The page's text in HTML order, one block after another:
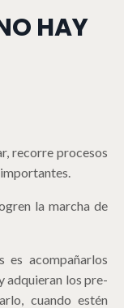
HAY
recorre procesos
la marcha de
es acompañarlos
adquieran los pre-
cuando estén